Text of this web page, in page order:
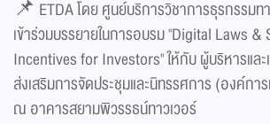
📌 ETDA โดย ศูนย์บริการวิชาการธุรกรรมท
เข้าร่วมบรรยายในการอบรม "Digital Laws
Incentives for Investors" ให้กับ ผู้บริหารแล
ส่งเสริมการจัดประชุมและนิทรรศการ (องค์กา
ณ อาคารสยามพิวรรธน์ทาวเวอร์